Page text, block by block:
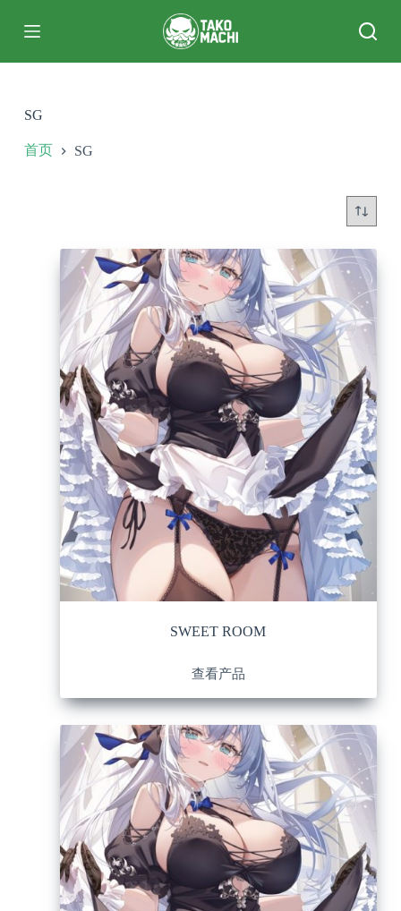
过
SG
首页 SG
SWEET ROOM
查看产品